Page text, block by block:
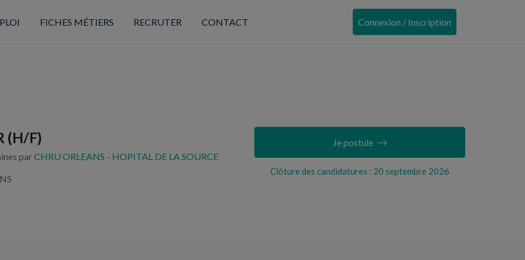
FICHES MÉTIERS RECRUTER CONTACT Connexion / Inscription
(H/F)
parCHRU ORLEANS - HOPITAL DE LA SOURCE
Clôture des candidatures : 20 septembre 2026
Je postule